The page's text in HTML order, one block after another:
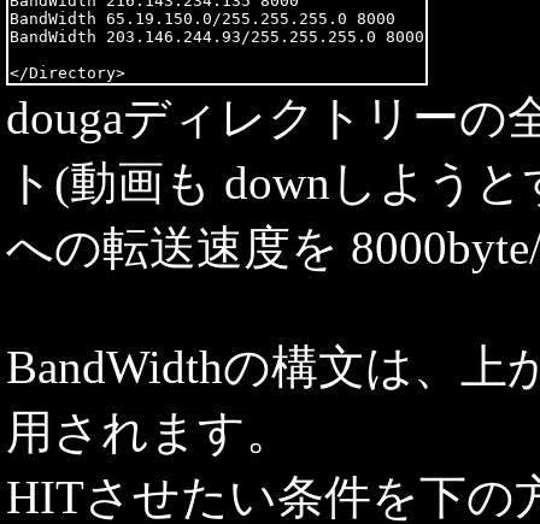
BandWidth 65.19.150.0/255.255.255.0 8000
BandWidth 203.146.244.93/255.255.255.0 8000
dougaディレクトリーの
ト(動画も downしよう
への転送速度を
BandWidthの構文は、
用されます。
HITさせたい条件を下の